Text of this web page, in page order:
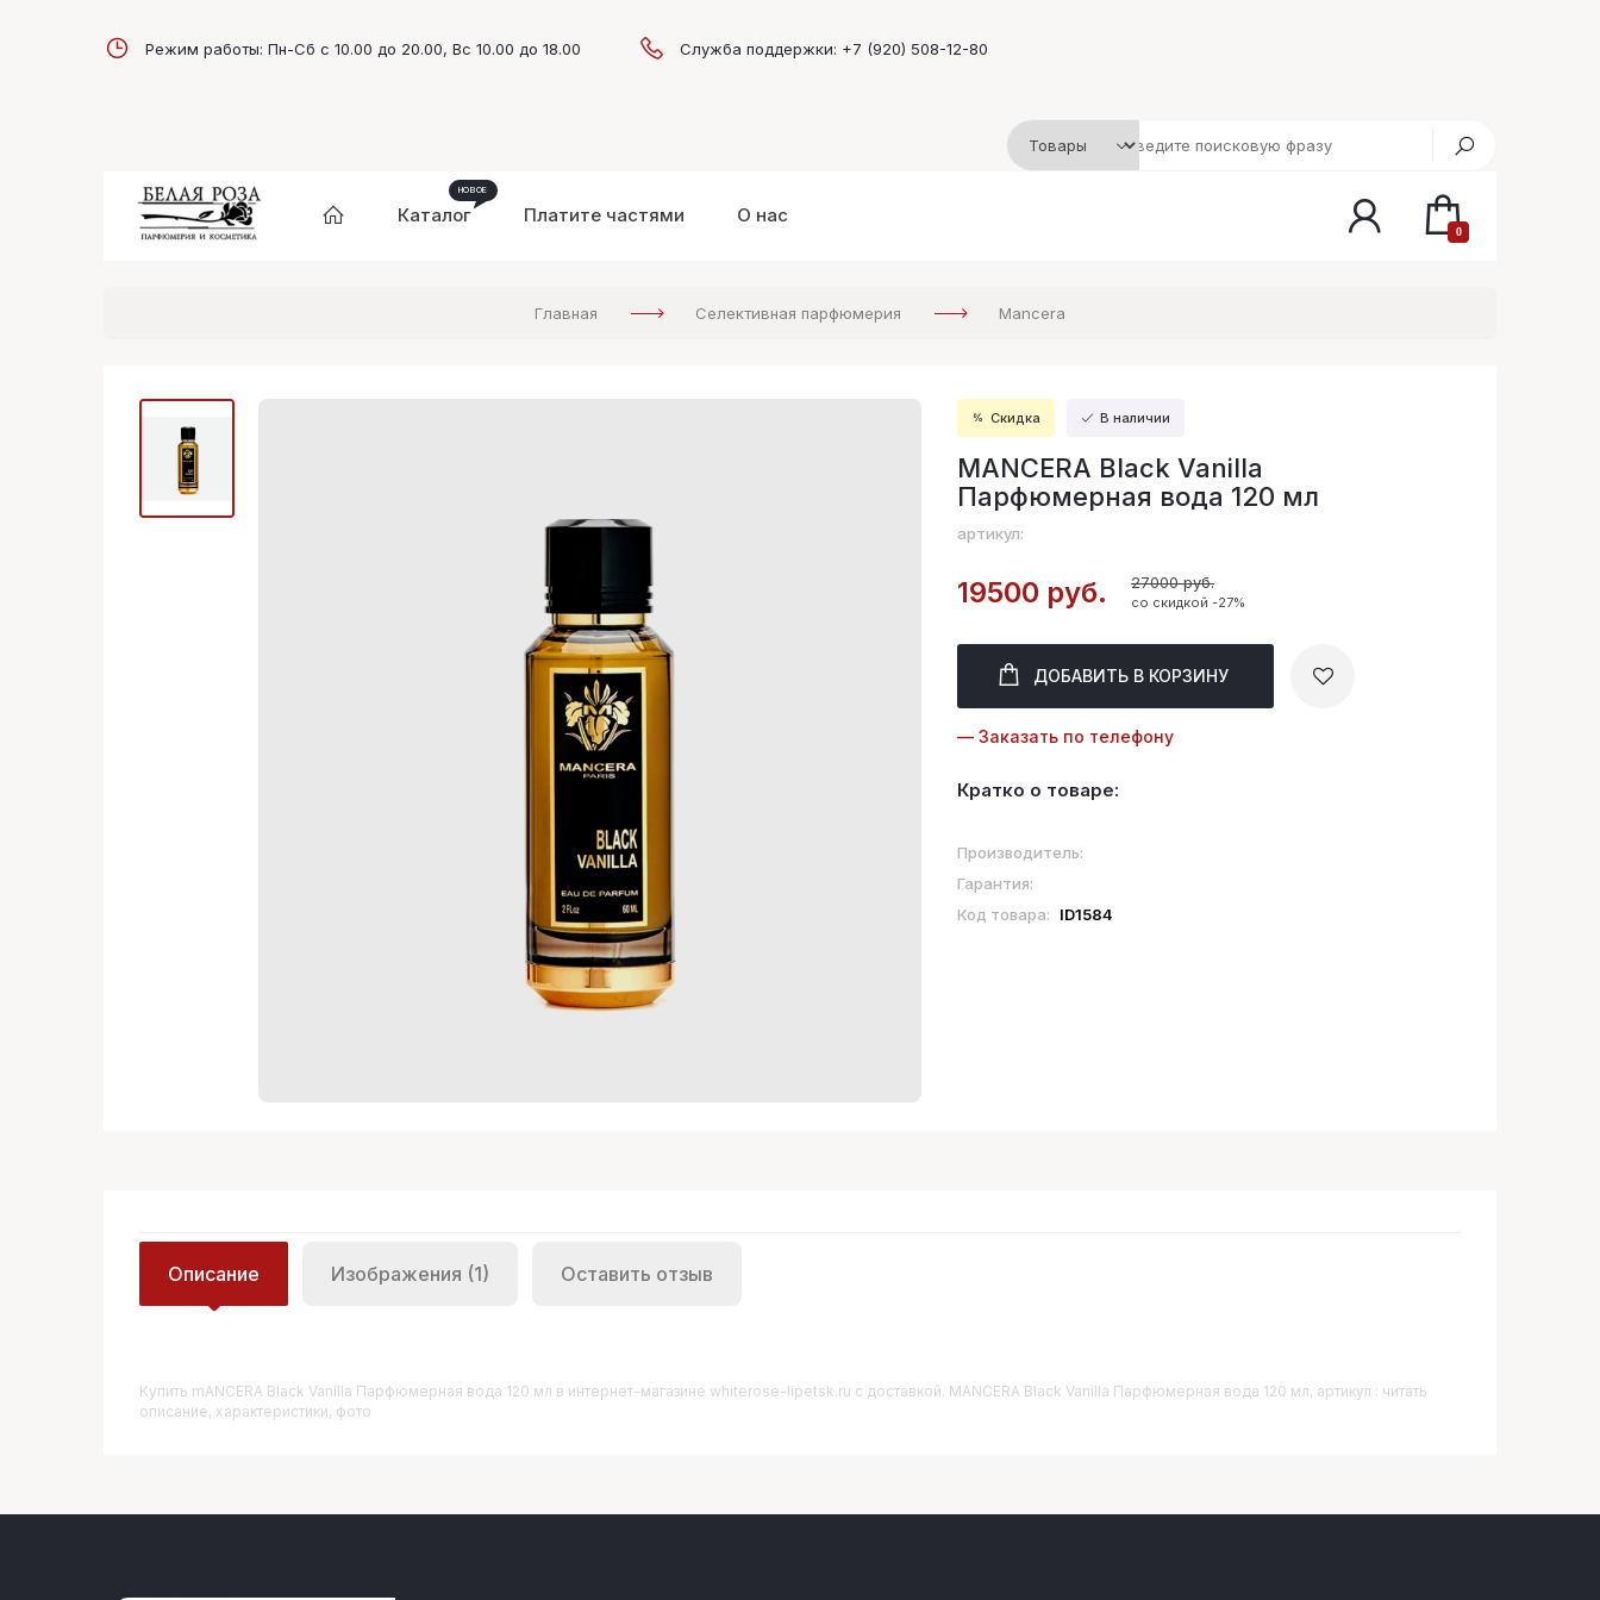
Режим работы: Пн-Сб с 10.00 до 20.00, Вс 10.00 до 18.00 Служба поддержки: +7 (920) 508-12-80
Каталог Платите частями О нас
0
Главная Селективная парфюмерия Mancera
Скидка В наличии
MANCERA Black Vanilla
Парфюмерная вода 120 мл
артикул:
19500 руб. 27000 руб.
со скидкой -27%
ДОБАВИТЬ В КОРЗИНУ
— Заказать по телефону
Кратко о товаре:
Производитель:
Гарантия:
Код товара:
ID1584
Описание Изображения (1) Оставить отзыв
Купить MANCERA Black Vanilla Парфюмерная вода 120 мл в интернет-магазине whiterose-lipetsk.ru с доставкой. MANCERA Black Vanilla Парфюмерная вода 120 мл, артикул : читать
описание, характеристики, фото